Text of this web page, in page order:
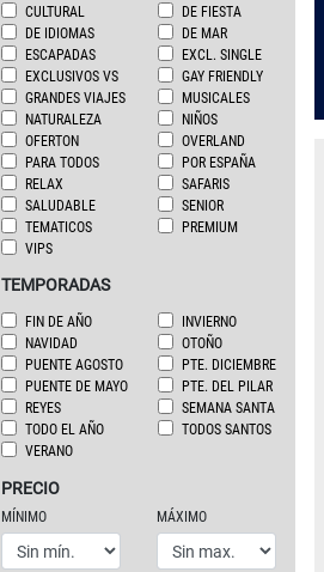
CULTURAL
DE FIESTA
DE IDIOMAS
DE MAR
ESCAPADAS
EXCL. SINGLE
EXCLUSIVOS VS
GAY FRIENDLY
GRANDES VIAJES
MUSICALES
NATURALEZA
NIÑOS
OFERTON
OVERLAND
PARA TODOS
POR ESPAÑA
RELAX
SAFARIS
SALUDABLE
SENIOR
TEMATICOS
PREMIUM
VIPS
TEMPORADAS
FIN DE AÑO
INVIERNO
NAVIDAD
OTOÑO
PUENTE AGOSTO
PTE. DICIEMBRE
PUENTE DE MAYO
PTE. DEL PILAR
REYES
SEMANA SANTA
TODO EL AÑO
TODOS SANTOS
VERANO
PRECIO
MÍNIMO MÁXIMO